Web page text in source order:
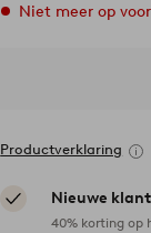
Niet meer op
Productverklaring
Nieuwe
40% korting op